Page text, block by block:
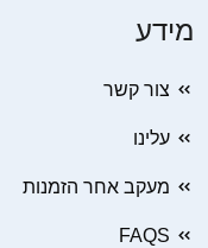
מידע
צור קשר
עלינו
מעקב אחר הזמנות
FAQS